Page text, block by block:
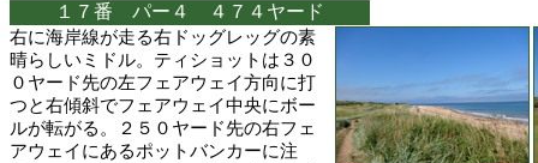
１７番 パー４ ４７４ヤード
右に海岸線が走る右ドッグレッグの素
晴らしいミドル。ティショットは３０
０ヤード先の左フェアウェイ方向に打
つと右傾斜でフェアウェイ中央にボー
ルが転がる。２５０ヤード先の右フェ
アウェイにあるポットバンカーに注